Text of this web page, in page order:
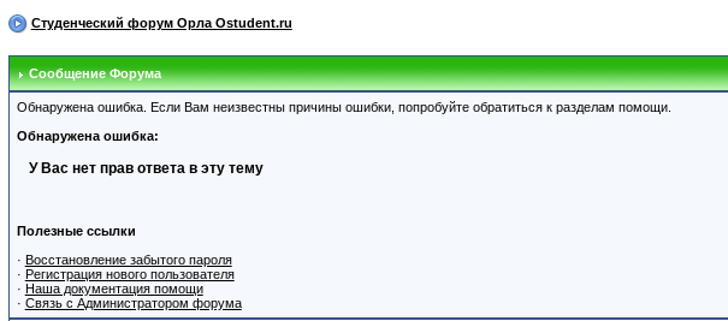
Студенческий форум Орла Ostudent.ru
Сообщение Форума
Обнаружена ошибка. Если Вам неизвестны причины ошибки, попробуйте обратиться к разделам помощи.
Обнаружена ошибка:
У Вас нет прав ответа в эту тему
Полезные ссылки
· Восстановление забытого пароля
· Регистрация нового пользователя
· Наша документация помощи
· Связь с Администратором форума